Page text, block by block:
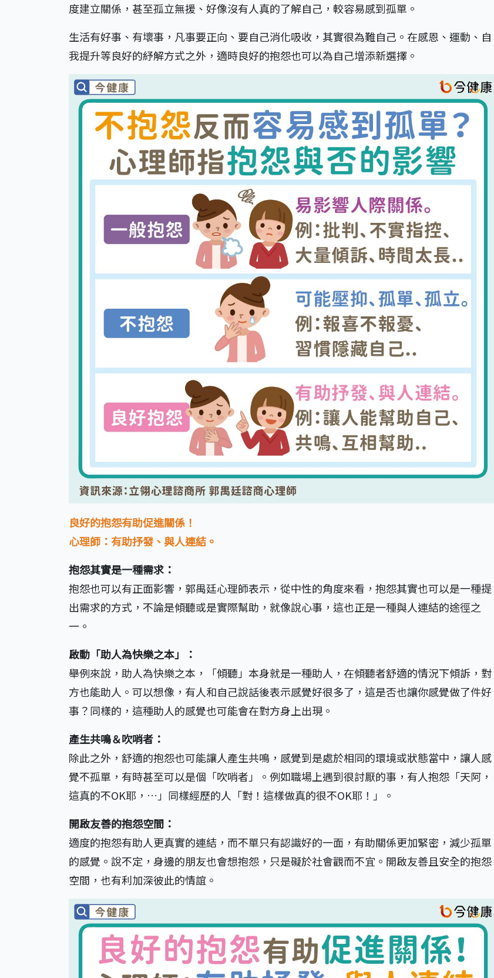
度建立關係，甚至孤立無援、好像沒有人真的了解自己，較容易感到孤單。
生活有好事、有壞事，凡事要正向、要自己消化吸收，其實很為難自己。在感恩、運動、自
我提升等良好的紓解方式之外，適時良好的抱怨也可以為自己增添新選擇。
良好的抱怨有助促進關係！
心理師：有助抒發、與人連結。
抱怨其實是一種需求：
抱怨也可以有正面影響，郭禺廷心理師表示，從中性的角度來看，抱怨其實也可以是一種提
出需求的方式，不論是傾聽或是實際幫助，就像說心事，這也正是一種與人連結的途徑之
一。
啟動「助人為快樂之本」：
舉例來說，助人為快樂之本，「傾聽」本身就是一種助人，在傾聽者舒適的情況下傾訴，對
方也能助人。可以想像，有人和自己說話後表示感覺好很多了，這是否也讓你感覺做了件好
事？同樣的，這種助人的感覺也可能會在對方身上出現。
產生共鳴＆吹哨者：
除此之外，舒適的抱怨也可能讓人產生共鳴，感覺到是處於相同的環境或狀態當中，讓人感
覺不孤單，有時甚至可以是個「吹哨者」。例如職場上遇到很討厭的事，有人抱怨「天阿，
這真的不OK耶，…」同樣經歷的人「對！這樣做真的很不OK耶！」。
開啟友善的抱怨空間：
適度的抱怨有助人更真實的連結，而不單只有認識好的一面，有助關係更加緊密，減少孤單
的感覺。說不定，身邊的朋友也會想抱怨，只是礙於社會觀而不宜。開啟友善且安全的抱怨
空間，也有利加深彼此的情誼。